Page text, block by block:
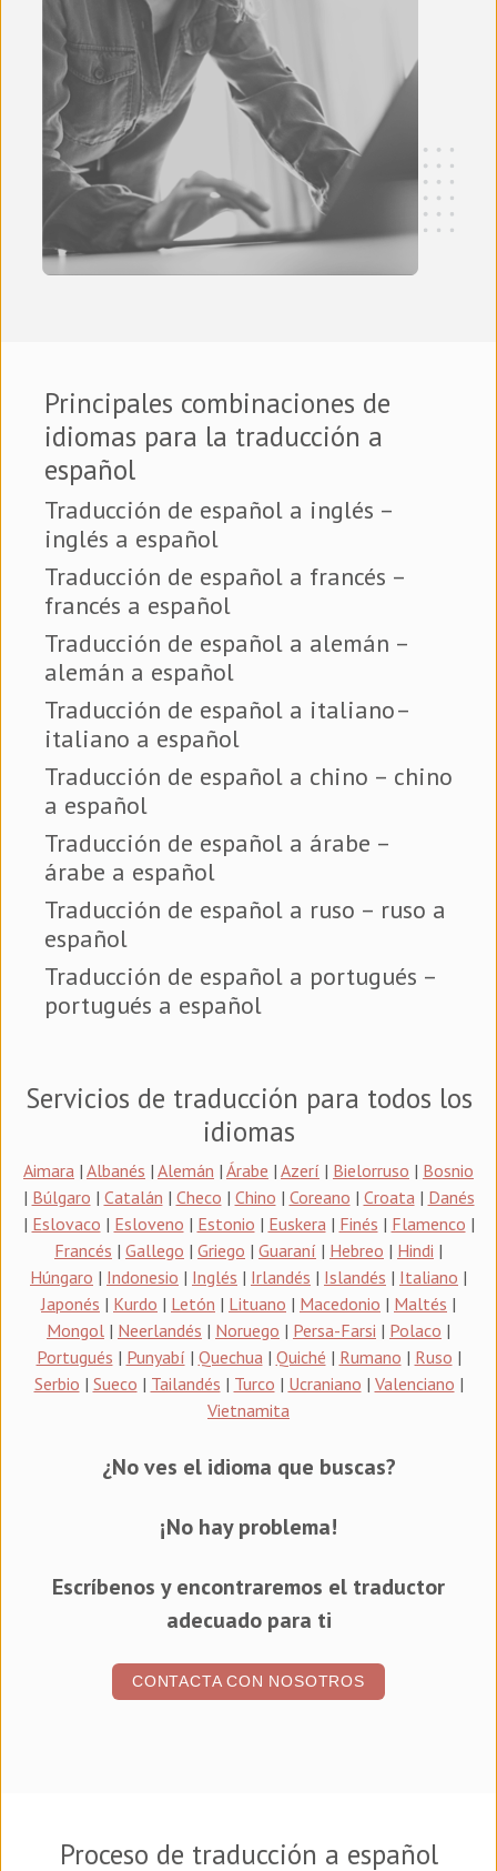
Principales combinaciones de
idiomas para la traducción a
español
Traducción de español a inglés –
inglés a español
Traducción de español a francés –
francés a español
Traducción de español a alemán –
alemán a español
Traducción de español a italiano–
italiano a español
Traducción de español a chino – chino
a español
Traducción de español a árabe –
árabe a español
Traducción de español a ruso – ruso a
español
Traducción de español a portugués –
portugués a español
Servicios de traducción para todos los
idiomas
Aimara | Albanés | Alemán | Árabe | Azerí | Bielorruso | Bosnio
| Búlgaro | Catalán | Checo | Chino | Coreano | Croata| Danés
| Eslovaco | Esloveno | Estonio | Euskera| Finés | Flamenco |
Francés | Gallego | Griego | Guaraní | Hebreo | Hindi |
Húngaro | Indonesio | Inglés | Irlandés | Islandés | Italiano |
Japonés | Kurdo | Letón | Lituano | Macedonio | Maltés |
Mongol | Neerlandés | Noruego | Persa-Farsi | Polaco |
Portugués | Punyabí | Quechua| Quiché | Rumano | Ruso |
Serbio | Sueco | Tailandés | Turco | Ucraniano | Valenciano |
Vietnamita
¿No ves el idioma que buscas?
¡No hay problema!
Escríbenos y encontraremos el traductor
adecuado para ti
CONTACTA CON NOSOTROS
Proceso de traducción a español